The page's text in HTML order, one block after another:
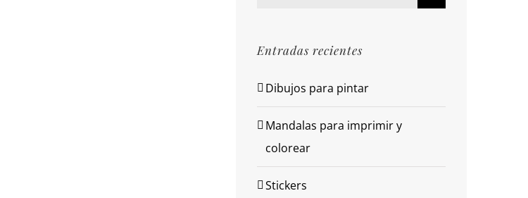
Entradas recientes
Dibujos para pintar
Mandalas para imprimir y
colorear
Stickers